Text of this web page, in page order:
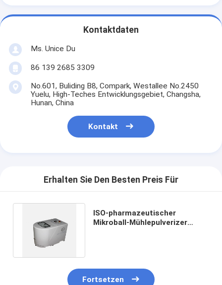
Kontaktdaten
Ms. Unice Du
86 139 2685 3309
No.601, Buliding B8, Compark, Westallee No.2450
Yuelu, High-Teches Entwicklungsgebiet, Changsha,
Hunan, China
Kontakt
Erhalten Sie Den Besten Preis Für
ISO-pharmazeutischer
Mikroball-Mühlepulverizer
Fortsetzen